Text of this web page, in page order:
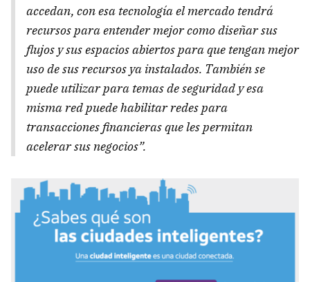
accedan, con esa tecnología el mercado tendrá
recursos para entender mejor como diseñar sus
flujos y sus espacios abiertos para que tengan mejor
uso de sus recursos ya instalados. También se
puede utilizar para temas de seguridad y esa
misma red puede habilitar redes para
transacciones financieras que les permitan
acelerar sus negocios”.